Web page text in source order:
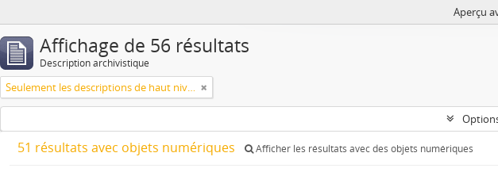
Aperçu
Affichage de 56 résultats
Description archivistique
Seulement les descriptions de haut niveau
51 résultats avec objets numériques Afficher les résultats avec des objets numériques